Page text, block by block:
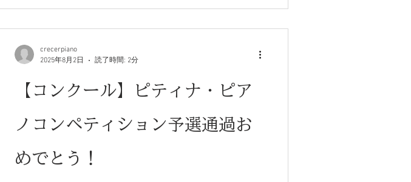
【コンクール】ピティナ・ピア
ノコンペティション予選通過お
めでとう！
crecerpiano
2025年8月2日
読了時間: 2分